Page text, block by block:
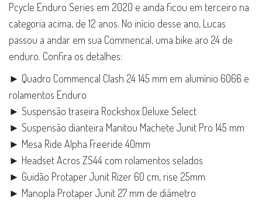
Pcycle Enduro Series em 2020 e ainda ficou em terceiro na
categoria acima, de 12 anos. No início desse ano, Lucas
passou a andar em sua Commencal, uma bike aro 24 de
enduro. Confira os detalhes:
► Quadro Commencal Clash 24 145 mm em alumínio 6066 e
rolamentos Enduro
► Suspensão traseira Rockshox Deluxe Select
► Suspensão dianteira Manitou Machete Junit Pro 145 mm
► Mesa Ride Alpha Freeride 40mm
► Headset Acros ZS44 com rolamentos selados
► Guidão Protaper Junit Rizer 60 cm, rise 25mm
► Manopla Protaper Junit 27 mm de diâmetro